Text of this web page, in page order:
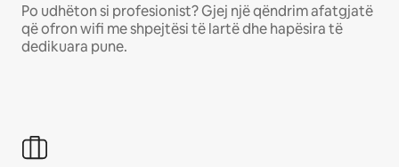
Po udhëton si profesionist? Gjej një qëndrim afatgjatë
që ofron wifi me shpejtësi të lartë dhe hapësira të
dedikuara pune.